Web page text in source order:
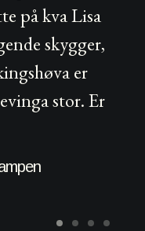
på kva Lisa
skygger,
er
stor. Er